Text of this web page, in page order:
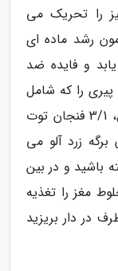
را تحریک می
رشد ماده ای
می یابد و فایده ضد
را که شامل
یک فنجان گردو، 2/1فنجان دانه کدو تنبل، 3/1 فنجان توت
دانه کنجد، 2/1 فنجان برگه زرد آلو می
باشید و در بین
مغز را تغذیه
در دار بریزید